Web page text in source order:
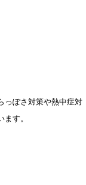
っぽさ対策や熱中症対
す。